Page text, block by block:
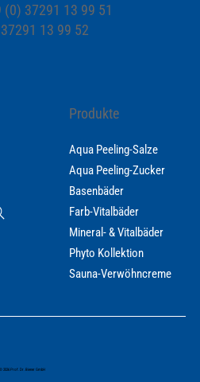
© 2026 Prof. Dr. Biener GmbH
(0) 37291 13 99 51
13 99 52
Produkte
Aqua Peeling-Salze
Aqua Peeling-Zucker
Basenbäder
Farb-Vitalbäder
Mineral- & Vitalbäder
Phyto Kollektion
Sauna-Verwöhncreme